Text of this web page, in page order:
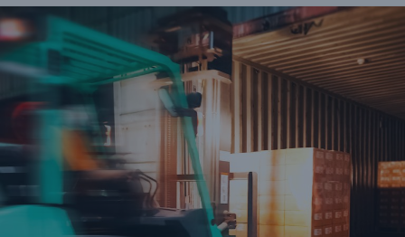
Versicherer
Unsere Lösungen für Versicherer